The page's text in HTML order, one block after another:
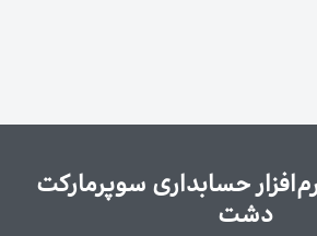
حسابداری سوپرمارکت
دشت